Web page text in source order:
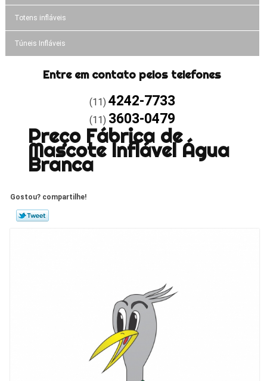
Totens infláveis
Túneis Infláveis
Entre em contato pelos telefones
(11) 4242-7733
(11) 3603-0479
Preço Fábrica de
Mascote Inflável Água
Branca
Gostou? compartilhe!